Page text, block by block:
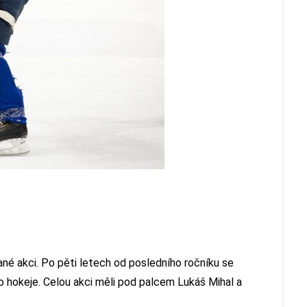
akci. Po pěti letech od posledního ročníku se
Celou akci měli pod palcem Lukáš Mihal a